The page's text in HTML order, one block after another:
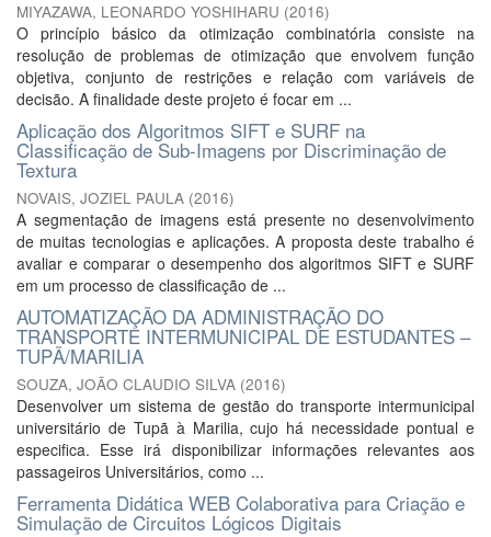
MIYAZAWA, LEONARDO YOSHIHARU (2016)
O princípio básico da otimização combinatória consiste na
resolução de problemas de otimização que envolvem função
objetiva, conjunto de restrições e relação com variáveis de
decisão. A finalidade deste projeto é focar em ...
Aplicação dos Algoritmos SIFT e SURF na
Classificação de Sub-Imagens por Discriminação de
Textura
NOVAIS, JOZIEL PAULA (2016)
A segmentação de imagens está presente no desenvolvimento
de muitas tecnologias e aplicações. A proposta deste trabalho é
avaliar e comparar o desempenho dos algoritmos SIFT e SURF
em um processo de classificação de ...
AUTOMATIZAÇÃO DA ADMINISTRAÇÃO DO
TRANSPORTE INTERMUNICIPAL DE ESTUDANTES –
TUPÃ/MARILIA
SOUZA, JOÃO CLAUDIO SILVA (2016)
Desenvolver um sistema de gestão do transporte intermunicipal
universitário de Tupã à Marilia, cujo há necessidade pontual e
especifica. Esse irá disponibilizar informações relevantes aos
passageiros Universitários, como ...
Ferramenta Didática WEB Colaborativa para Criação e
Simulação de Circuitos Lógicos Digitais